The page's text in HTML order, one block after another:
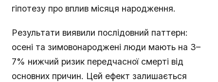
гіпотезу про вплив місяця народження.
Результати виявили послідовний паттерн:
осені та зимовонароджені люди мають на 3–
7% нижчий ризик передчасної смерті від
основних причин. Цей ефект залишається